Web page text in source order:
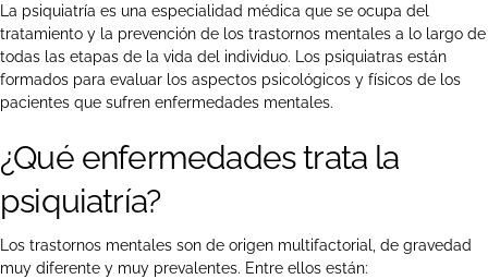
La psiquiatría es una especialidad médica que se ocupa del
tratamiento y la prevención de los trastornos mentales a lo largo de
todas las etapas de la vida del individuo. Los psiquiatras están
formados para evaluar los aspectos psicológicos y físicos de los
pacientes que sufren enfermedades mentales.
¿Qué enfermedades trata la
psiquiatría?
Los trastornos mentales son de origen multifactorial, de gravedad
muy diferente y muy prevalentes. Entre ellos están: